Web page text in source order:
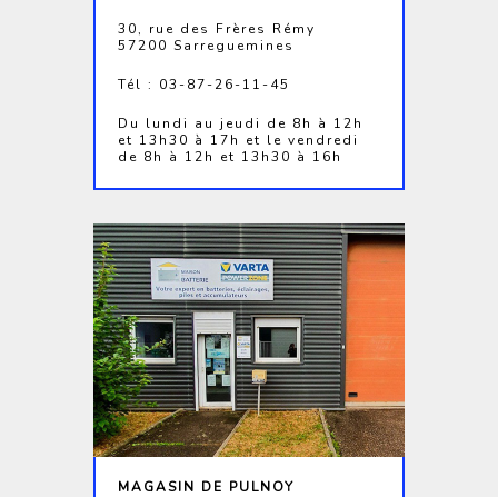
30, rue des Frères Rémy
57200 Sarreguemines
Tél : 03-87-26-11-45
Du lundi au jeudi de 8h à 12h
et 13h30 à 17h et le vendredi
de 8h à 12h et 13h30 à 16h
MAGASIN DE PULNOY